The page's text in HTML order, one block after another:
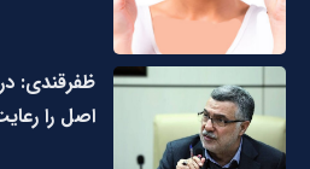
ظفرقندی:
اصل را